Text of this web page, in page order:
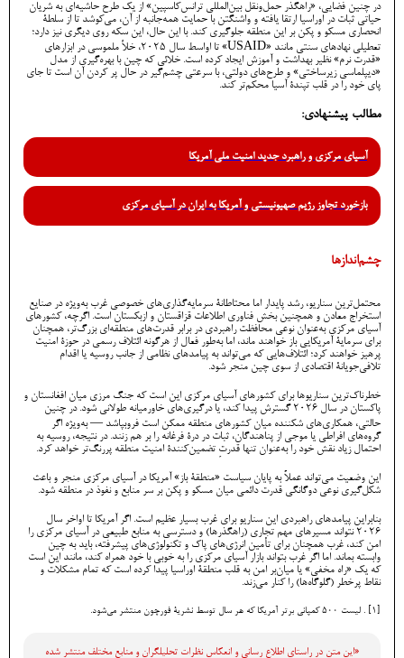
در چنین فضایی، «راهگذر حمل‌ونقل بین‌المللی ترانس‌کاسپین» از یک طرح حاشیه‌ای به شریان
حیاتی ثبات در اوراسیا ارتقا یافته و واشنگتن با حمایت همه‌جانبه از آن، می‌کوشد تا از سلطۀ
انحصاری مسکو و پکن بر این منطقه جلوگیری کند. با این حال، این سکه روی دیگری نیز دارد؛
تعطیلی نهادهای سنتی مانند «USAID» تا اواسط سال ۲۰۲۵، خلأ ملموسی در ابزارهای
«قدرت نرم» نظیر بهداشت و آموزش ایجاد کرده است. خلائی که چین با بهره‌گیری از مدل
«دیپلماسی زیرساختی» و طرح‌های دولتی، با سرعتی چشم‌گیر در حال پر کردن آن است تا جای
پای خود را در قلب تپندۀ آسیا محکم‌تر کند.
مطالب پیشنهادی:
آسیای مرکزی و راهبرد جدید امنیت ملی آمریکا
​بازخورد تجاوز رژیم صهیونیستی و آمریکا به ایران در آسیای مرکزی
چشم‌اندازها
محتمل‌ترین سناریو، رشد پایدار اما محتاطانۀ سرمایه‌گذاری‌های خصوصی غرب به‌ویژه در صنایع
استخراج معادن و همچنین بخش فناوری اطلاعات قزاقستان و ازبکستان است. اگرچه، کشورهای
آسیای مرکزی به‌عنوان نوعی محافظت راهبردی در برابر قدرت‌های منطقه‌ای بزرگ‌تر، همچنان
برای سرمایۀ آمریکایی باز خواهند ماند، اما به‌طور فعال از هرگونه ائتلاف رسمی در حوزۀ امنیت
پرهیز خواهند کرد؛ ائتلاف‌هایی که می‌تواند به پیامدهای نظامی از جانب روسیه یا اقدام
تلافی‌جویانۀ اقتصادی از سوی چین منجر شود.
خطرناک‌ترین سناریوها برای کشورهای آسیای مرکزی این است که جنگ مرزی میان افغانستان و
پاکستان در سال ۲۰۲۶ گسترش پیدا کند، یا درگیری‌های خاورمیانه طولانی شود. در چنین
حالتی، همکاری‌های شکننده میان کشورهای منطقه ممکن است فروبپاشد — به‌ویژه اگر
گروه‌های افراطی یا موجی از پناهندگان، ثبات در درۀ فرغانه را بر هم زنند. در نتیجه، روسیه به
احتمال زیاد نقش خود را به‌عنوان تنها قدرتِ تضمین‌کنندۀ امنیت منطقه پررنگ‌تر خواهد کرد.
این وضعیت می‌تواند عملاً به پایان سیاست «منطقۀ باز» آمریکا در آسیای مرکزی منجر و باعث
شکل‌گیری نوعی دوگانگی قدرت دائمی میان مسکو و پکن بر سر منابع و نفوذ در منطقه شود.
بنابراین پیامدهای راهبردی این سناریو برای غرب بسیار عظیم است. اگر آمریکا تا اواخر سال
۲۰۲۶ نتواند مسیرهای مهم تجاری (راهگذرها) و دسترسی به منابع طبیعی در آسیای مرکزی را
امن کند، غرب همچنان برای تأمین انرژی‌های پاک و تکنولوژی‌های پیشرفته، باید به چین
وابسته بماند. اما اگر غرب بتواند بازار آسیای مرکزی را به خوبی با خود همراه کند، مانند این است
که یک «راه مخفی» یا میان‌بر امن به قلب منطقۀ اوراسیا پیدا کرده است که تمام مشکلات و
نقاط پرخطر (گلوگاه‌ها) را کنار می‌زند.
[1] . لیست 500 کمپانی برتر آمریکا که هر سال توسط نشریۀ فورچون منتشر می‌شود.
«این متن در راستای اطلاع رسانی و انعكاس نظرات تحليلگران و منابع مختلف منتشر شده